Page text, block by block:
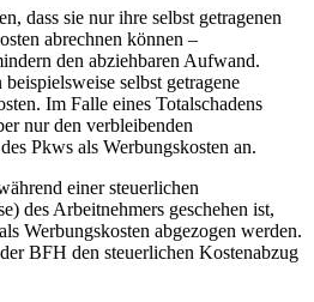
dass sie nur ihre selbst getragenen
abrechnen können –
den abziehbaren Aufwand.
selbst getragene
Im Falle eines Totalschadens
nur den verbleibenden
Pkws als Werbungskosten an.
einer steuerlichen
des Arbeitnehmers geschehen ist,
Werbungskosten abgezogen werden.
BFH den steuerlichen Kostenabzug